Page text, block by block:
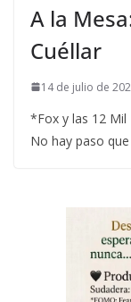
A la
Cuéllar
14 de julio de
*Fox y las 12 Mil
No hay paso